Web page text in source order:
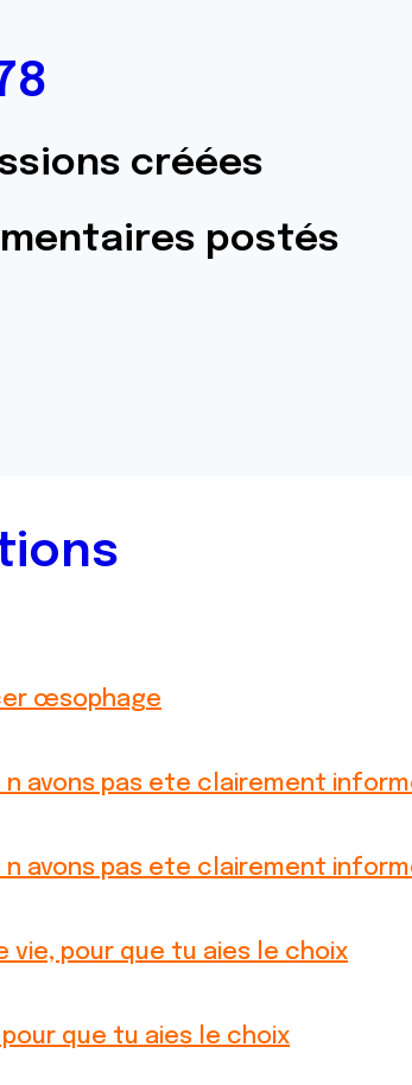
créées
postés
œsophage
n avons pas ete clairement
n avons pas ete clairement
vie, pour que tu aies le choix
pour que tu aies le choix